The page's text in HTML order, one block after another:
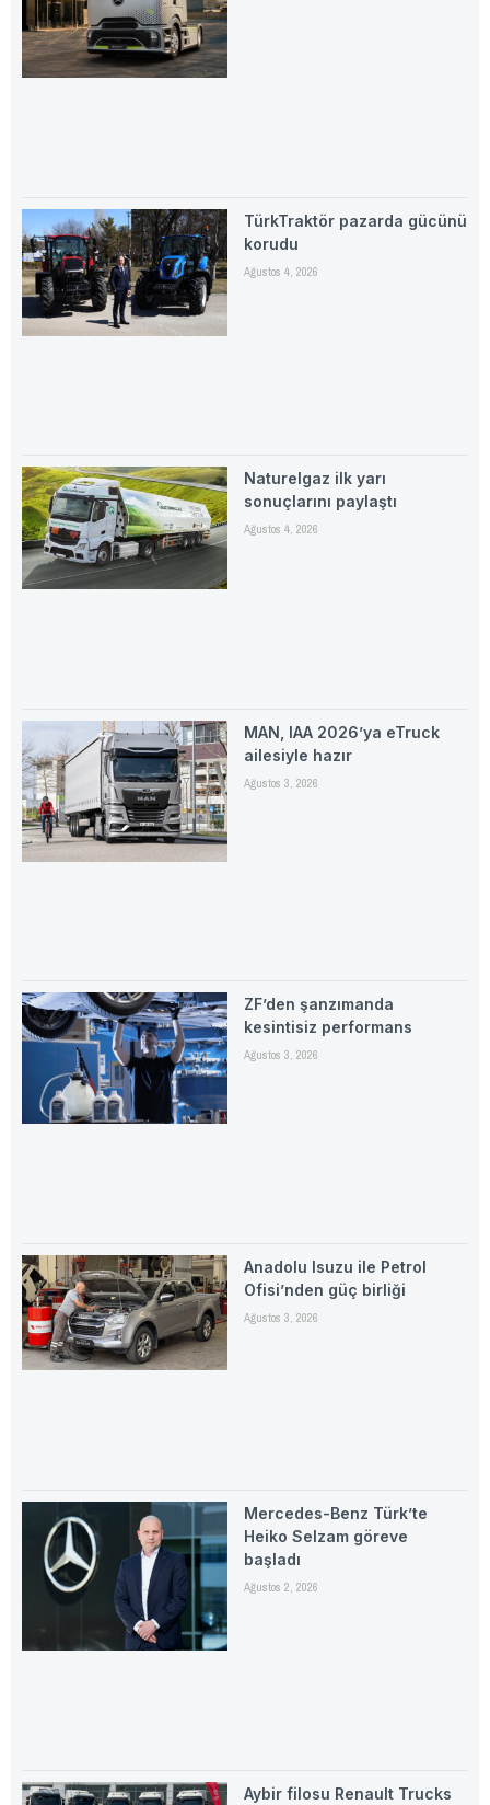
TürkTraktör pazarda gücünü
korudu
Ağustos 4, 2026
Naturelgaz ilk yarı
sonuçlarını paylaştı
Ağustos 4, 2026
MAN, IAA 2026’ya eTruck
ailesiyle hazır
Ağustos 3, 2026
ZF’den şanzımanda
kesintisiz performans
Ağustos 3, 2026
Anadolu Isuzu ile Petrol
Ofisi’nden güç birliği
Ağustos 3, 2026
Mercedes-Benz Türk’te
Heiko Selzam göreve
başladı
Ağustos 2, 2026
Aybir filosu Renault Trucks